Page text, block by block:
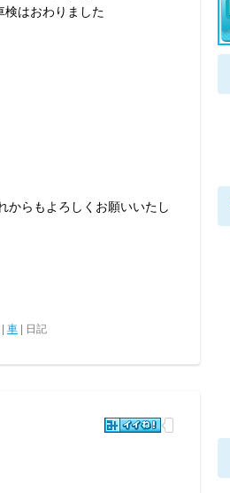
検はおわりました
からもよろしくお願いいたし
車 | 日記